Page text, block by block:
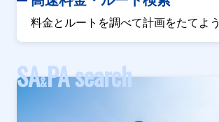
料金とルートを調べて計画をたてよう
SA&PA search